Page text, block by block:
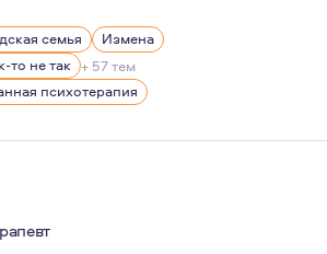
группы психологической
практики у меня был
нет детей. Занимаюсь своей
семья
Измена
то не так + 57 тем
психотерапия